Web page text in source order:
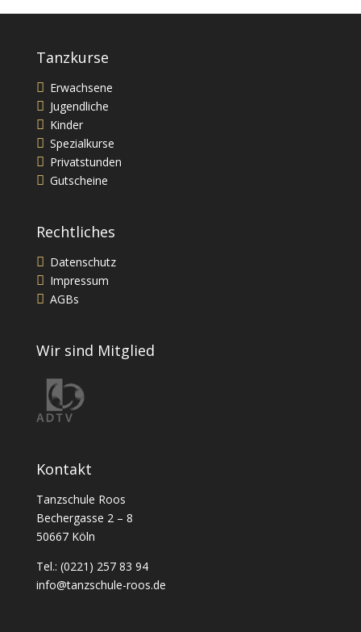
Tanzkurse
Erwachsene
Jugendliche
Kinder
Spezialkurse
Privatstunden
Gutscheine
Rechtliches
Datenschutz
Impressum
AGBs
Wir sind Mitglied
Kontakt
Tanzschule Roos
Bechergasse 2 – 8
50667 Köln
Tel.: (0221) 257 83 94
info@tanzschule-roos.de